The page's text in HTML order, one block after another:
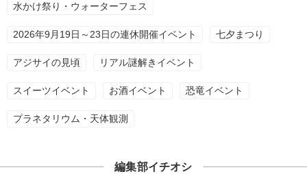
水かけ祭り・ウォーターフェス
2026年9月19日～23日の連休開催イベント 七夕まつり
アジサイの見頃 リアル謎解きイベント
スイーツイベント お酒イベント 恐竜イベント
プラネタリウム・天体観測
編集部イチオシ